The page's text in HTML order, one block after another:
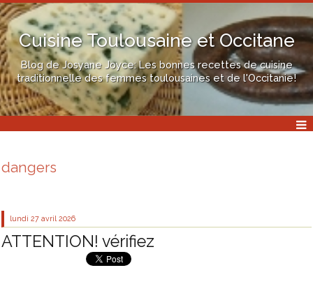
Cuisine Toulousaine et Occitane
Blog de Josyane Joyce: Les bonnes recettes de cuisine
traditionnelle des femmes toulousaines et de l'Occitanie!
dangers
lundi 27 avril 2026
ATTENTION! vérifiez